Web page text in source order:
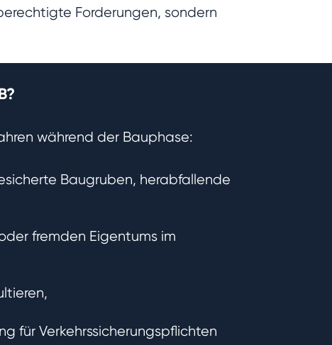
Forderungen, sondern
während der Bauphase:
Baugruben, herabfallende
fremden Eigentums im
für Verkehrssicherungspflichten